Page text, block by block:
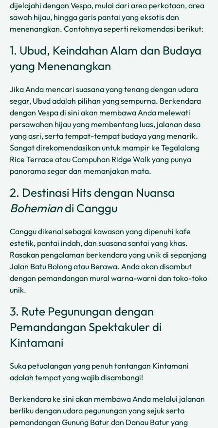
dijelajahi dengan Vespa, mulai dari area perkotaan, area
sawah hijau, hingga garis pantai yang eksotis dan
menenangkan. Contohnya seperti rekomendasi berikut:
1. Ubud, Keindahan Alam dan Budaya
yang Menenangkan
Jika Anda mencari suasana yang tenang dengan udara
segar, Ubud adalah pilihan yang sempurna. Berkendara
dengan Vespa di sini akan membawa Anda melewati
persawahan hijau yang membentang luas, jalanan desa
yang asri, serta tempat-tempat budaya yang menarik.
Sangat direkomendasikan untuk mampir ke Tegalalang
Rice Terrace atau Campuhan Ridge Walk yang punya
panorama segar dan memanjakan mata.
2. Destinasi Hits dengan Nuansa
Bohemiandi Canggu
Canggu dikenal sebagai kawasan yang dipenuhi kafe
estetik, pantai indah, dan suasana santai yang khas.
Rasakan pengalaman berkendara yang unik di sepanjang
Jalan Batu Bolong atau Berawa. Anda akan disambut
dengan pemandangan mural warna-warni dan toko-toko
unik.
3. Rute Pegunungan dengan
Pemandangan Spektakuler di
Kintamani
Suka petualangan yang penuh tantangan Kintamani
adalah tempat yang wajib disambangi!
Berkendara ke sini akan membawa Anda melalui jalanan
berliku dengan udara pegunungan yang sejuk serta
pemandangan Gunung Batur dan Danau Batur yang